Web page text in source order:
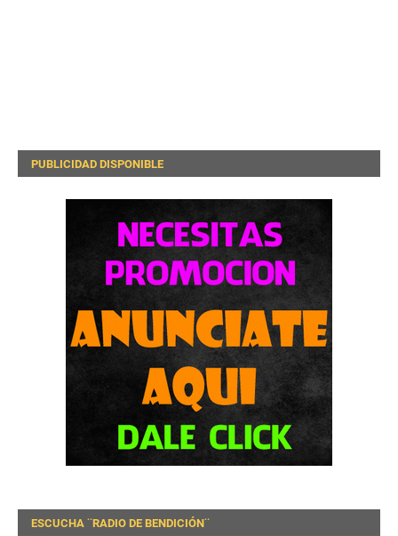
PUBLICIDAD DISPONIBLE
ESCUCHA ¨RADIO DE BENDICIÓN¨